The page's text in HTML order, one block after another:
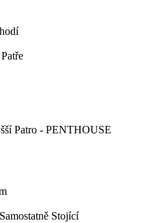
Patro - PENTHOUSE
Stojící